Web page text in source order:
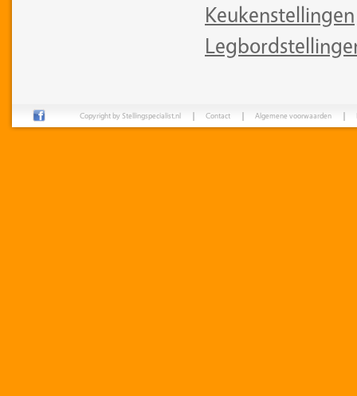
Keukenstellingen
Copyright by Stellingspecialist.nl Contact Algemene voorwaarden